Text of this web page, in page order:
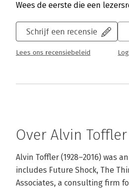
Wees de eerste die een
Schrijf een recensie
Lees ons recensiebeleid
Over Alvin Toffler
Alvin Toffler (1928–2016) was
includes Future Shock, The
Associates, a consulting firm